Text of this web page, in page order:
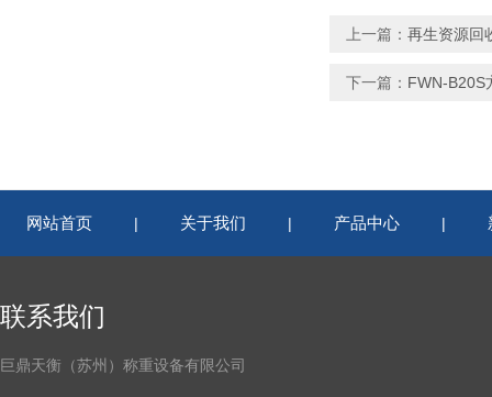
上一篇： 再生资源回
下一篇： FWN-B20S
网站首页 | 关于我们 | 产品中心 |
联系我们
巨鼎天衡（苏州）称重设备有限公司